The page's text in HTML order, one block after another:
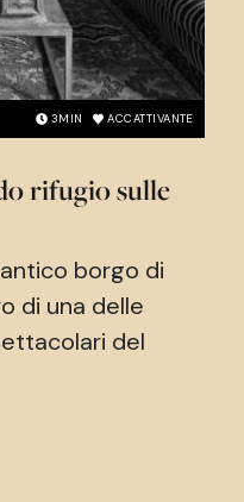
3MIN ACCATTIVANTE
rifugio sulle
borgo di
di una delle
del